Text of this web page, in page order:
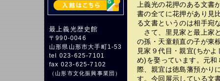
最上義光歴史館
〒990-0046
山形県山形市大手町1-53
tel 023-625-7101
fax 023-625-7102
（山形市文化振興事業団 ）
上義光の花押のある文書
書の全てに花押があり見
る文書というのは相手宛
さて、里見家と最上家
の孫・天童頼直の子が東
見家９代目・親宜(ちか
め)を娶っています。元
際、親宜は徳島藩預かり
す。今回展示している文